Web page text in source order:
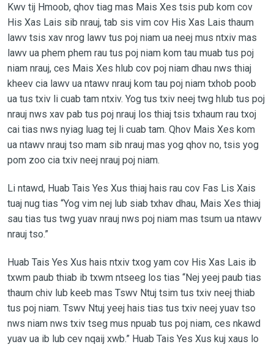
Kwv tij Hmoob, qhov tiag mas Mais Xes tsis pub kom cov
His Xas Lais sib nrauj, tab sis vim cov His Xas Lais thaum
lawv tsis xav nrog lawv tus poj niam ua neej mus ntxiv mas
lawv ua phem phem rau tus poj niam kom tau muab tus poj
niam nrauj, ces Mais Xes hlub cov poj niam dhau nws thiaj
kheev cia lawv ua ntawv nrauj kom tau poj niam txhob poob
ua tus txiv li cuab tam ntxiv. Yog tus txiv neej twg hlub tus poj
nrauj nws xav pab tus poj nrauj los thiaj tsis txhaum rau txoj
cai tias nws nyiag luag tej li cuab tam. Qhov Mais Xes kom
ua ntawv nrauj tso mam sib nrauj mas yog qhov no, tsis yog
pom zoo cia txiv neej nrauj poj niam.
Li ntawd, Huab Tais Yes Xus thiaj hais rau cov Fas Lis Xais
tuaj nug tias “Yog vim nej lub siab txhav dhau, Mais Xes thiaj
sau tias tus twg yuav nrauj nws poj niam mas tsum ua ntawv
nrauj tso.”
Huab Tais Yes Xus hais ntxiv txog yam cov His Xas Lais ib
txwm paub thiab ib txwm ntseeg los tias “Nej yeej paub tias
thaum chiv lub keeb mas Tswv Ntuj tsim tus txiv neej thiab
tus poj niam. Tswv Ntuj yeej hais tias tus txiv neej yuav tso
nws niam nws txiv tseg mus npuab tus poj niam, ces nkawd
yuav ua ib lub cev nqaij xwb.” Huab Tais Yes Xus kuj xaus lo